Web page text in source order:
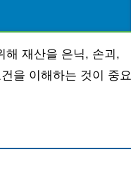
해 재산을 은닉, 손괴,
을 이해하는 것이 중요